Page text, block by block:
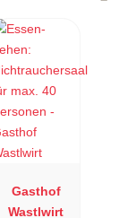
Gasthof
Wastlwirt